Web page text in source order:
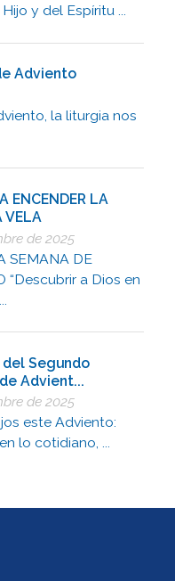
y del Espíritu ...
Adviento
la liturgia nos
ENCENDER LA
VELA
de 2025
SEMANA DE
“Descubrir a Dios en
Segundo
Advient...
de 2025
este Adviento:
lo cotidiano, ...